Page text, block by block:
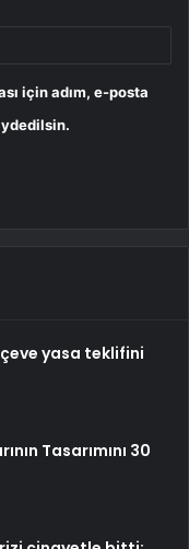
için adım, e-posta
yasa teklifini
Tasarımını 30